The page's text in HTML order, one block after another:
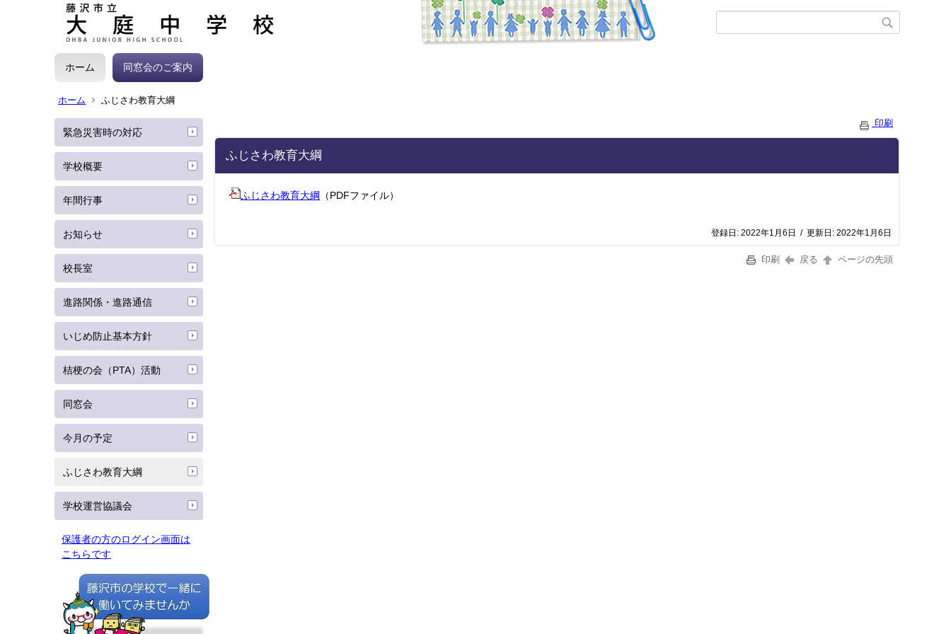
ホーム 同窓会のご案内
ホーム ふじさわ教育大綱
緊急災害時の対応
学校概要
年間行事
お知らせ
校長室
進路関係・進路通信
いじめ防止基本方針
桔梗の会（PTA）活動
同窓会
今月の予定
ふじさわ教育大綱
学校運営協議会
保護者の方のログイン画面は
こちらです
印刷
ふじさわ教育大綱
ふじさわ教育大綱 （PDFファイル）
登録日: 2022年1月6日 / 更新日: 2022年1月6日
印刷 戻る ページの先頭